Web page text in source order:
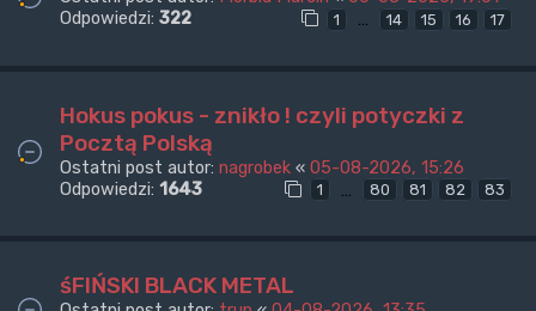
Odpowiedzi: 322 1 … 14 15 16 17
Hokus pokus - znikło ! czyli potyczki z
Pocztą Polską
Ostatni post autor: nagrobek « 05-08-2026, 15:26
Odpowiedzi: 1643 1 … 80 81 82 83
śFIŃSKI BLACK METAL